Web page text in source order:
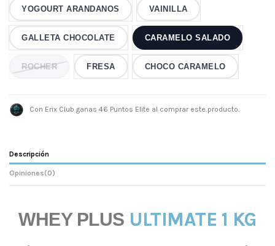
YOGOURT ARANDANOS VAINILLA
GALLETA CHOCOLATE CARAMELO SALADO
ROCHER FRESA CHOCO CARAMELO
Con Erix Club ganas 46 Puntos Elite al comprar este producto.
Descripción
Opiniones(0)
WHEY PLUS ULTIMATE 1 KG